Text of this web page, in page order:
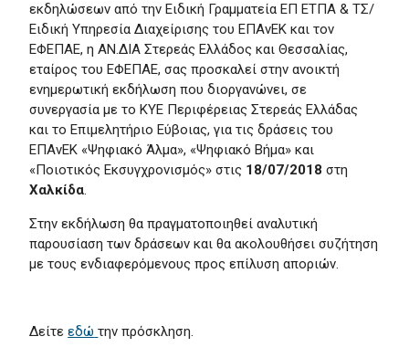
εκδηλώσεων από την Ειδική Γραμματεία ΕΠ ΕΤΠΑ & ΤΣ/
Ειδική Υπηρεσία Διαχείρισης του ΕΠΑνΕΚ και τον
ΕΦΕΠΑΕ, η ΑΝ.ΔΙΑ Στερεάς Ελλάδος και Θεσσαλίας,
εταίρος του ΕΦΕΠΑΕ, σας προσκαλεί στην ανοικτή
ενημερωτική εκδήλωση που διοργανώνει, σε
συνεργασία με το ΚΥΕ Περιφέρειας Στερεάς Ελλάδας
και το Επιμελητήριο Εύβοιας, για τις δράσεις του
ΕΠΑνΕΚ «Ψηφιακό Άλμα», «Ψηφιακό Βήμα» και
«Ποιοτικός Εκσυγχρονισμός» στις 18/07/2018 στη
Χαλκίδα.
Στην εκδήλωση θα πραγματοποιηθεί αναλυτική
παρουσίαση των δράσεων και θα ακολουθήσει συζήτηση
με τους ενδιαφερόμενους προς επίλυση αποριών.
Δείτεεδώ την πρόσκληση.